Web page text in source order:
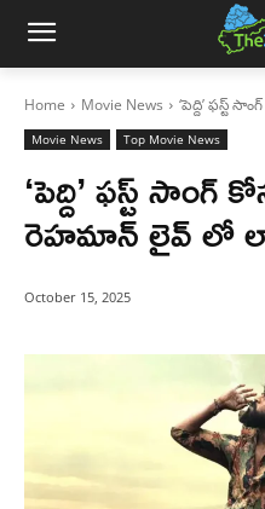
Home Movie News ‘పెద్ది’ ఫస్ట్
Movie News Top Movie News
‘పెద్ది’ ఫస్ట్
రెహమాన్ లైవ్ లో
October 15, 2025